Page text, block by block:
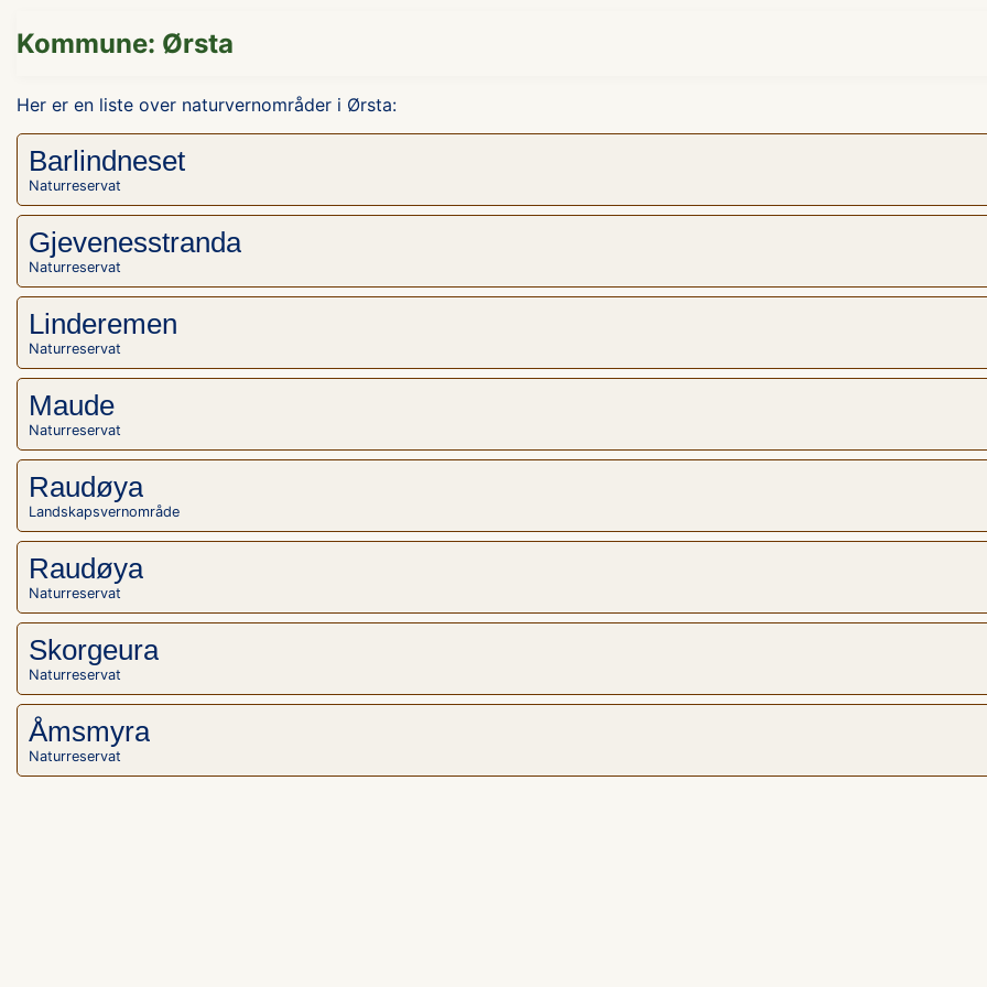
Kommune: Ørsta
Her er en liste over naturvernområder i Ørsta:
Barlindneset
Naturreservat
Gjevenesstranda
Naturreservat
Linderemen
Naturreservat
Maude
Naturreservat
Raudøya
Landskapsvernområde
Raudøya
Naturreservat
Skorgeura
Naturreservat
Åmsmyra
Naturreservat